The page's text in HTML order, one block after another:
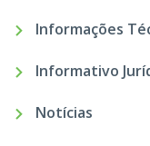
Informações
Informativo
Notícias